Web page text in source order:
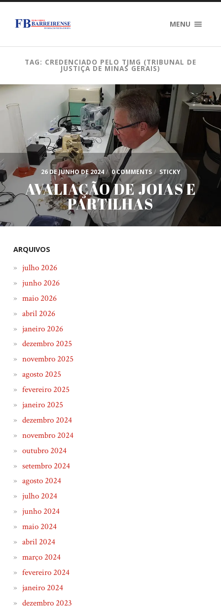
MENU
TAG: CREDENCIADO PELO TJMG (TRIBUNAL DE
JUSTIÇA DE MINAS GERAIS)
26 DE JUNHO DE 2024 / 0 COMMENTS / STICKY
AVALIAÇÃO DE JOIAS E
PARTILHAS
ARQUIVOS
julho 2026
junho 2026
maio 2026
abril 2026
janeiro 2026
dezembro 2025
novembro 2025
agosto 2025
fevereiro 2025
janeiro 2025
dezembro 2024
novembro 2024
outubro 2024
setembro 2024
agosto 2024
julho 2024
junho 2024
maio 2024
abril 2024
março 2024
fevereiro 2024
janeiro 2024
dezembro 2023